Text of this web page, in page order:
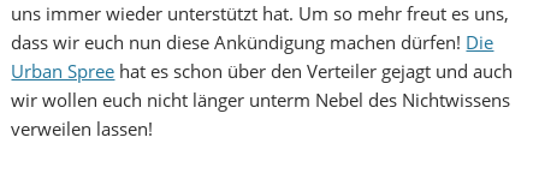
uns immer wieder unterstützt hat. Um so mehr freut es uns,
dass wir euch nun diese Ankündigung machen dürfen! Die
Urban Spree hat es schon über den Verteiler gejagt und auch
wir wollen euch nicht länger unterm Nebel des Nichtwissens
verweilen lassen!